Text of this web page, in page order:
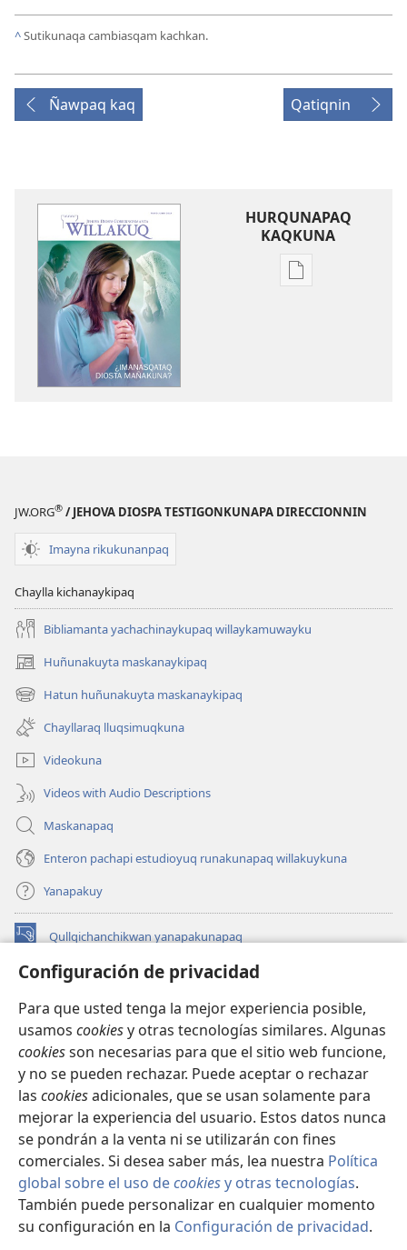
Configuración de privacidad
Para que usted tenga la mejor experiencia posible,
usamos cookiesy otras tecnologías similares. Algunas
cookiesson necesarias para que el sitio web funcione,
y no se pueden rechazar. Puede aceptar o rechazar
las cookiesadicionales, que se usan solamente para
mejorar la experiencia del usuario. Estos datos nunca
se pondrán a la venta ni se utilizarán con fines
comerciales. Si desea saber más, lea nuestra Política
global sobre el uso decookiesy otras tecnologías.
También puede personalizar en cualquier momento
su configuración en la Configuración de privacidad.
^Sutikunaqa cambiasqam kachkan.
Ñawpaq kaq Qatiqnin
HURQUNAPAQ
KAQKUNA
Qillqakunata
JW.ORG® / JEHOVA DIOSPA TESTIGONKUNAPA DIRECCIONNIN
Imayna rikukunanpaq
Chaylla kichanaykipaq
Bibliamanta yachachinaykupaq willaykamuwayku
Huñunakuyta maskanaykipaq
(abre
una
nueva
ventana)
Hatun huñunakuyta maskanaykipaq
(abre
una
nueva
ventana)
Chayllaraq lluqsimuqkuna
Videokuna
Videos with Audio Descriptions
Maskanapaq
Enteron pachapi estudioyuq runakunapaq willakuykuna
Yanapakuy
Qullqichanchikwan yanapakunapaq
(abre
una
nueva INTERNETPI QILLQAKUNA Watchtower™
una
nueva
ventana)
JW Hub
(abre
una
nueva
ventana)
JW Library®
Watchtower Library
Copyright© 2026 Watch Tower Bible and Tract Society of Pennsylvania.
IMAYNA SERVICHIKUNAPAQ|WAQAYCHASQA KANANPAQ|
CONFIGURACIÓN DE PRIVACIDAD